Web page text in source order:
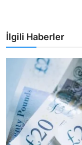
İlgili Haberler